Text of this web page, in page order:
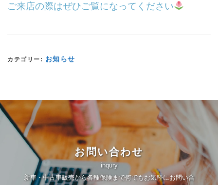
ご来店の際はぜひご覧になってください
カテゴリー: お知らせ
お問い合わせ
inqury
新車・中古車販売から各種保険まで何でもお気軽にお問い合